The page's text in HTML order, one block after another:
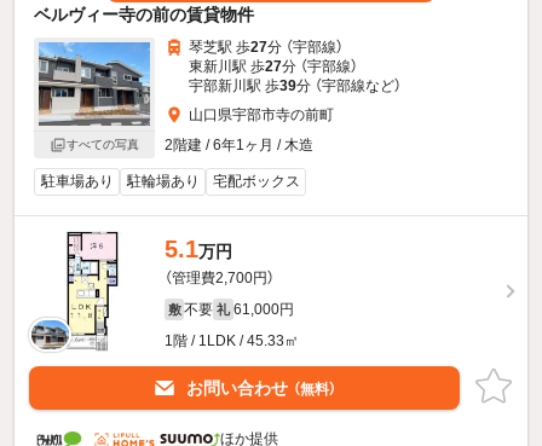
ベルヴィー寺の前の賃貸物件
すべての写真
琴芝駅 歩27分 （宇部線）
東新川駅 歩27分 （宇部線）
宇部新川駅 歩39分 （宇部線など）
山口県宇部市寺の前町
2階建 / 6年1ヶ月 / 木造
駐車場あり 駐輪場あり 宅配ボックス
5.1万円
（管理費2,700円）
敷 不要 礼 61,000円
1階 / 1LDK / 45.33㎡
お問い合わせ （無料）
ほか提供